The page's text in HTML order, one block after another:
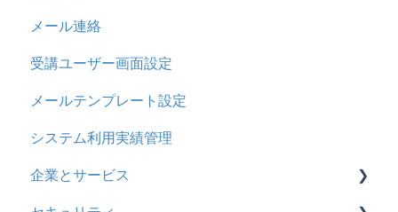
メール
メッセージ
お知らせ
多言語変換
助成金
2023年4月アップデート
問題属性
採点権限のみを持ったユーザ
採点・承認権限を持ったユーザ
リンクメッセージスレッド
メール連絡
受講ユーザー画面設定
メールテンプレート設定
システム利用実績管理
企業とサービス